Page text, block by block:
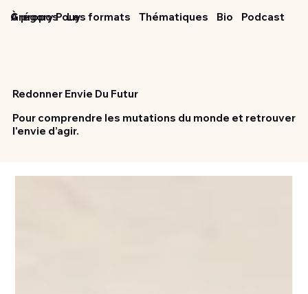
Grégory Pouy
À propos Les formats Thématiques Podcast
Bio
Redonner Envie Du Futur
Pour comprendre les mutations du monde et retrouver
l'envie d’agir.